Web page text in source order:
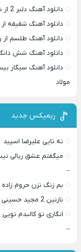
دانلود آهنگ دلبر 2 از شهاب فالجی
دانلود آهنگ شقیقه
دانلود آهنگ طلسم از
دانلود آهنگ شش
دانلود آهنگ سیگار
مولاد
ریمیکس جدید
نه تایی علیرضا اسپید
میگفتم عشق ریالی
–
بم زنگ نزن حروم زاده
نازنین 2 مجید حسینی
انگاری تو کالبدم
–